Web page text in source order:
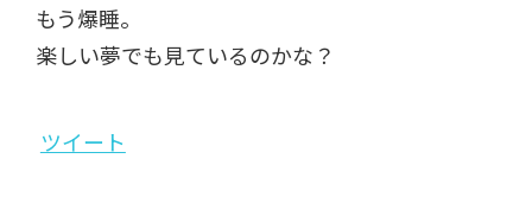
もう爆睡。
楽しい夢でも見ているのかな？
ツイート